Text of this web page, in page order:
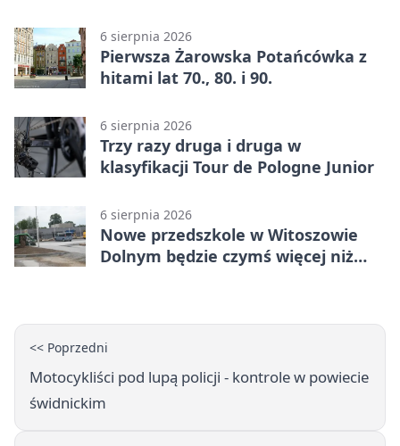
6 sierpnia 2026
Pierwsza Żarowska Potańcówka z
hitami lat 70., 80. i 90.
6 sierpnia 2026
Trzy razy druga i druga w
klasyfikacji Tour de Pologne Junior
6 sierpnia 2026
Nowe przedszkole w Witoszowie
Dolnym będzie czymś więcej niż
<< Poprzedni
Motocykliści pod lupą policji - kontrole w powiecie
świdnickim